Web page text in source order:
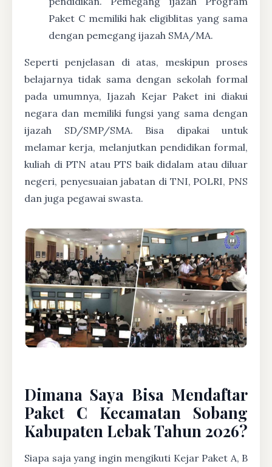
Paket C memiliki hak eligiblitas yang sama
dengan pemegang ijazah SMA/MA.
Seperti penjelasan di atas, meskipun proses
belajarnya tidak sama dengan sekolah formal
pada umumnya, Ijazah Kejar Paket ini diakui
negara dan memiliki fungsi yang sama dengan
ijazah SD/SMP/SMA. Bisa dipakai untuk
melamar kerja, melanjutkan pendidikan formal,
kuliah di PTN atau PTS baik didalam atau diluar
negeri, penyesuaian jabatan di TNI, POLRI, PNS
dan juga pegawai swasta.
Dimana Saya Bisa Mendaftar
Paket C Kecamatan Sobang
Kabupaten Lebak Tahun 2026?
Siapa saja yang ingin mengikuti Kejar Paket A, B